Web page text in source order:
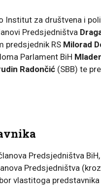
Institut za društvena i
Predsjedništva
predsjednik RS Milorad
Parlament BiH
Radončić (SBB) te
Predsjedništva
Predsjedništva
vlastitoga